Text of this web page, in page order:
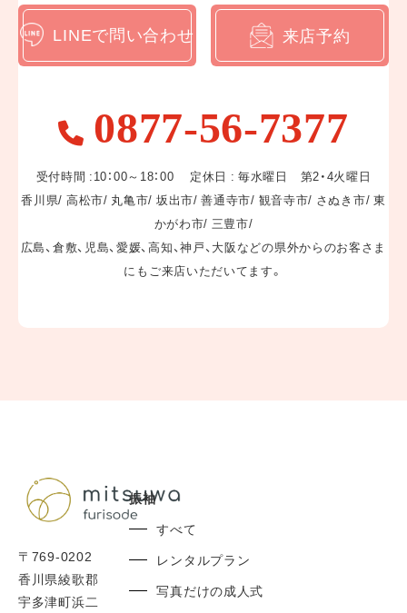
お知らせ一覧
ブログ一覧
LINEでお問い合わせ
来店予約
県外からのお客さまにもご来店いただいてます。
0877-56-7377
LINEで問い合わせ 来店予約
0877-56-7377
受付時間 :10：00～18：00 定休日 : 毎水曜日 第2・4火曜日
香川県/ 高松市/ 丸亀市/ 坂出市/ 善通寺市/ 観音寺市/ さぬき市/ 東
かがわ市/ 三豊市/
広島、倉敷、児島、愛媛、高知、神戸、大阪などの県外からのお客さま
にもご来店いただいてます。
〒769-0202
香川県綾歌郡
宇多津町浜二
振袖
すべて
レンタルプラン
写真だけの成人式